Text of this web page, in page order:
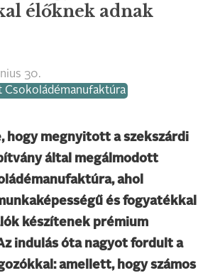
élőknek adnak
30.
Csokoládémanufaktúra
hogy megnyitott a szekszárdi
által megálmodott
ahol
és fogyatékkal
készítenek prémium
indulás óta nagyot fordult a
amellett, hogy számos